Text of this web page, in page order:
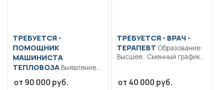
ТРЕБУЕТСЯ -
ПОМОЩНИК
МАШИНИСТА
ТЕПЛОВОЗА
локомотиве
от 90 000 руб.
ТРЕБУЕТСЯ - ВРАЧ -
ТЕРАПЕВТ
Высшее.. Сменный график..
от 40 000 руб.